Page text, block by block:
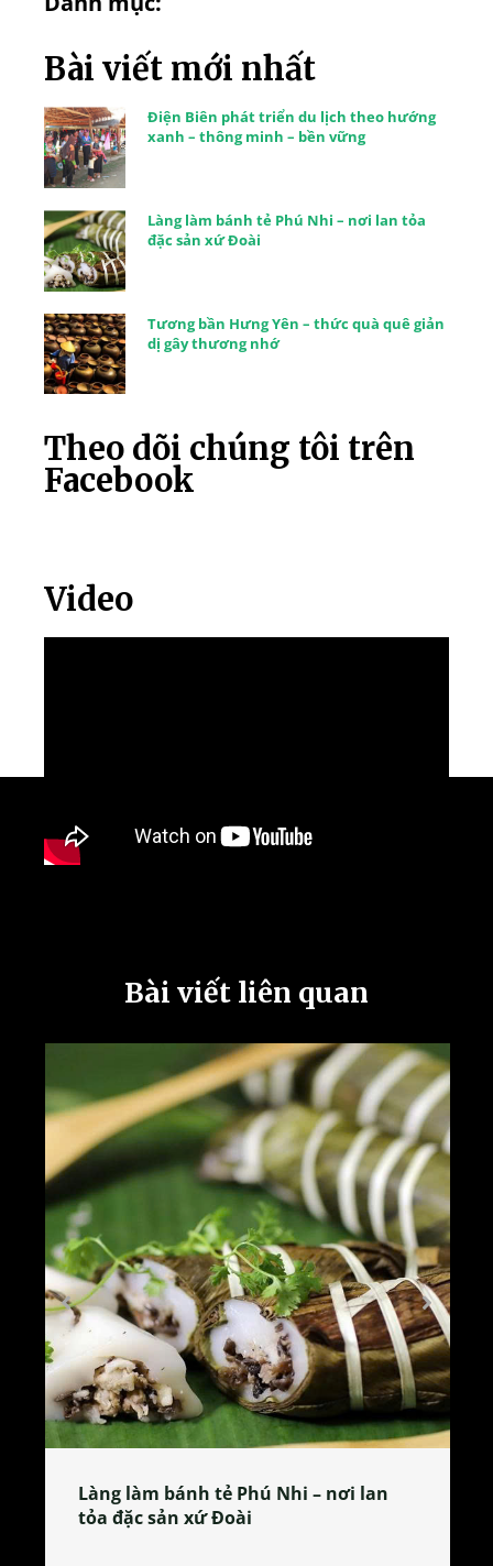
Bài viết mới nhất
Điện Biên phát triển du lịch theo hướng
xanh – thông minh – bền vững
Làng làm bánh tẻ Phú Nhi – nơi lan tỏa
đặc sản xứ Đoài
Tương bần Hưng Yên – thức quà quê giản
dị gây thương nhớ
Theo dõi chúng tôi trên
Facebook
Video
Bài viết liên quan
Làng làm bánh tẻ Phú Nhi – nơi lan
tỏa đặc sản xứ Đoài